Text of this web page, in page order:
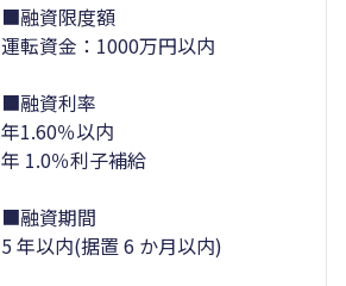
■融資限度額
運転資金：1000万円以内
■融資利率
年1.60％以内
年 1.0％利子補給
■融資期間
5 年以内(据置 6 か月以内)